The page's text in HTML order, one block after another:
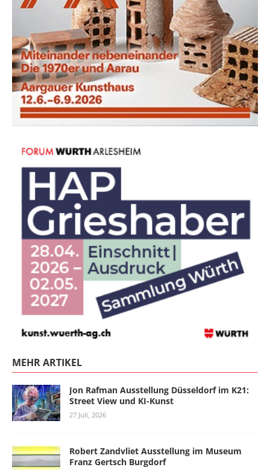
MEHR ARTIKEL
Jon Rafman Ausstellung Düsseldorf im K21:
Street View und KI-Kunst
27 Juli, 2026
Robert Zandvliet Ausstellung im Museum
Franz Gertsch Burgdorf